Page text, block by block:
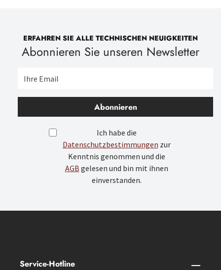
ERFAHREN SIE ALLE TECHNISCHEN NEUIGKEITEN
Abonnieren Sie unseren Newsletter
Abonnieren
Ich habe die
Datenschutzbestimmungen zur
Kenntnis genommen und die
AGB gelesen und bin mit ihnen
einverstanden.
Service-Hotline